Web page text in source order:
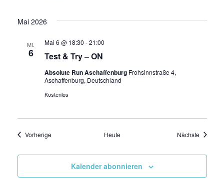
Mai 2026
MI.
6 Test & Try – ON
Mai 6 @ 18:30 -21:00
Absolute Run Aschaffenburg Frohsinnstraße 4,
Aschaffenburg, Deutschland
Kostenlos
VorherigeVeranstaltungen Heute Nächste
Kalender abonnieren